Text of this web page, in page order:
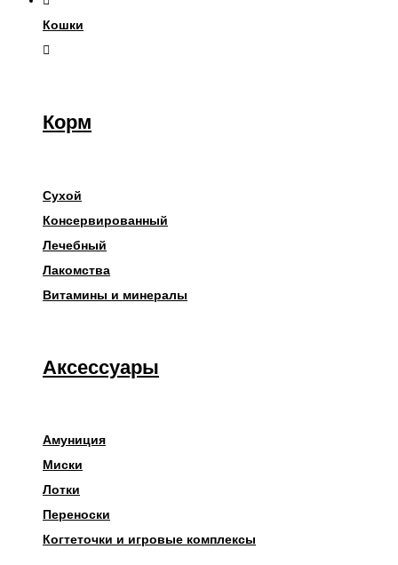
Кошки
Корм
Сухой
Консервированный
Лечебный
Лакомства
Витамины и минералы
Аксессуары
Амуниция
Миски
Лотки
Переноски
Когтеточки и игровые комплексы